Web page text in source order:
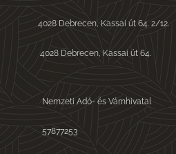
Kassai út 64. 2/12.
Debrecen, Kassai út 64.
Adó- és Vámhivatal
57877253